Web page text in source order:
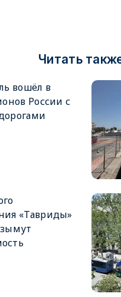
Читать
вошёл в
России с
«Тавриды»